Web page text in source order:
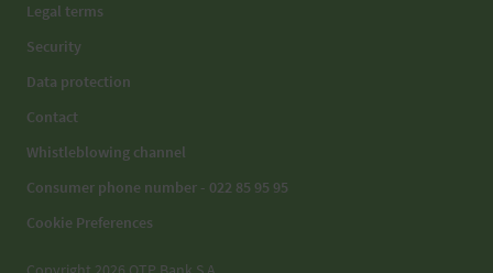
Legal terms
Security
Data protection
Contact
Whistleblowing channel
Consumer phone number - 022 85 95 95
Cookie Preferences